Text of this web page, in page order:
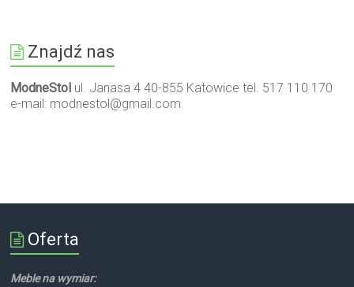
Znajdź nas
ModneStol ul. Janasa 4 40-855 Katowice tel. 517 110 170
e-mail: modnestol@gmail.com
Oferta
Meble na wymiar: